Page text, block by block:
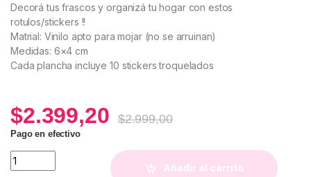
Decorá tus frascos y organizá tu hogar con estos
rotulos/stickers !!
Matrial: Vinilo apto para mojar (no se arruinan)
Medidas: 6×4 cm
Cada plancha incluye 10 stickers troquelados
$2.399,20 $2.999,00
Pago en efectivo
Stickers Especias (#2) quantity
Añadir al carrito